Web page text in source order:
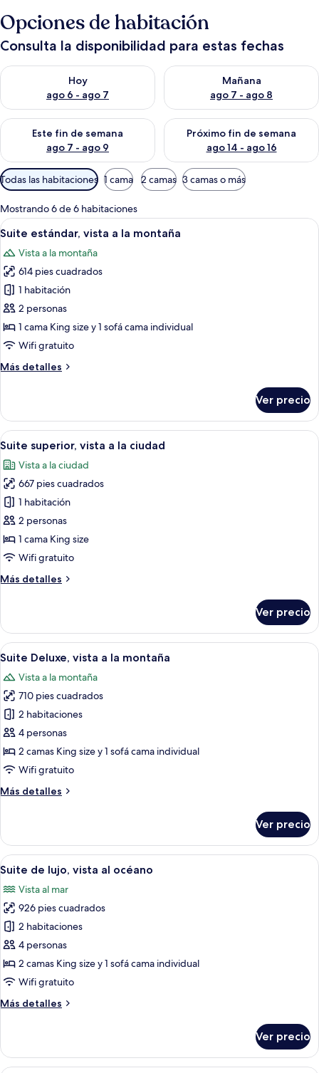
Opciones de habitación
Consulta la disponibilidad para estas fechas
Hoy
ago 6 - ago 7
Consulta la disponibilidad para hoy ago 6 - ago 7
Mañana
ago 7 - ago 8
Consulta la disponibilidad
Este fin de semana
ago 7 - ago 9
Consulta la disponibilidad para este fin de semana ago 7 -
Próximo fin de semana
ago 14 - ago 16
Consulta la disponibilidad
Filtros
disponibles
para
las
habitaciones
Todas las habitaciones 1 cama 2 camas 3 camas o más
Mostrando 6 de 6 habitaciones
Abrir
todas
las
fotos
de
Suite
estándar,
vista
la
Habitación de hotel moderna con
14
Suite estándar, vista a la montaña
Vista a la montaña
614 pies cuadrados
1 habitación
2 personas
1 cama King size y 1 sofá cama individual
Wifi gratuito
Más detalles
Más
estándar,
vista
a
montaña
Ver precio
Abrir
todas
las
fotos
de
Suite
superior,
vista
la
Una habitación de hotel moderna
18
Suite superior, vista a la ciudad
Vista a la ciudad
667 pies cuadrados
1 habitación
2 personas
1 cama King size
Wifi gratuito
Más detalles
Más
superior,
vista
a
ciudad
Ver precio
Abrir
todas
las
fotos
de
Suite
Deluxe,
vista
la
Habitación de hotel moderna con
26
Suite Deluxe, vista a la montaña
Vista a la montaña
710 pies cuadrados
2 habitaciones
4 personas
2 camas King size y 1 sofá cama individual
Wifi gratuito
Más detalles
Más
Deluxe,
vista
a
montaña
Ver precio
Abrir
todas
las
fotos
de
Suite
de
lujo,
al
Habitación de hotel moderna con
36
Suite de lujo, vista al océano
Vista al mar
926 pies cuadrados
2 habitaciones
4 personas
2 camas King size y 1 sofá cama individual
Wifi gratuito
Más detalles
Más
de
lujo,
Ver precio